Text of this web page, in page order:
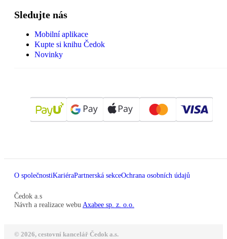
Sledujte nás
Mobilní aplikace
Kupte si knihu Čedok
Novinky
O společnostiKariéraPartnerská sekceOchrana osobních údajů
Čedok a.s
Návrh a realizace webu Axabee sp. z. o.o.
© 2026, cestovní kancelář Čedok a.s.